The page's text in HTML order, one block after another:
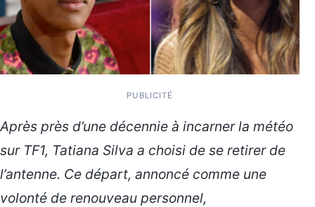
PUBLICITÉ
Après près d’une décennie à incarner la météo
sur TF1, Tatiana Silva a choisi de se retirer de
l’antenne. Ce départ, annoncé comme une
volonté de renouveau personnel,